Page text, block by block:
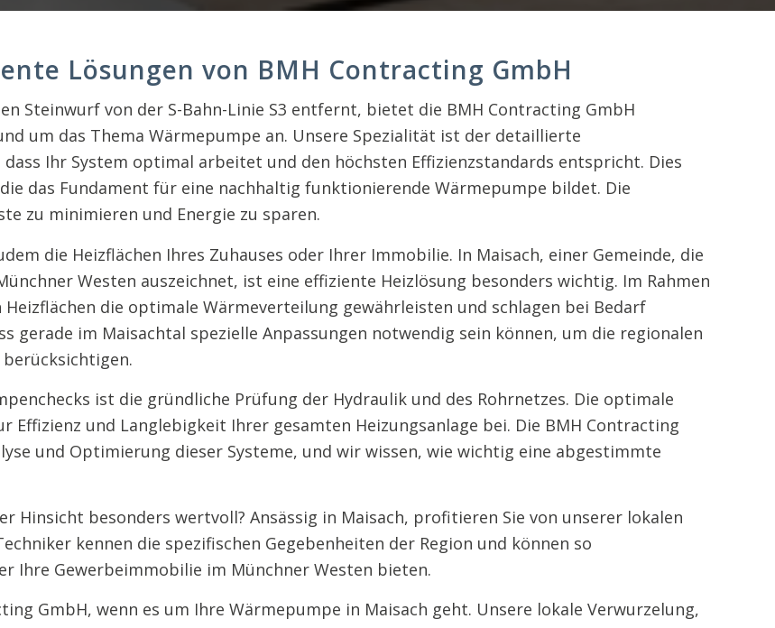
Lösungen von BMH Contracting GmbH
Steinwurf von der S-Bahn-Linie S3 entfernt, bietet die BMH Contracting GmbH
um das Thema Wärmepumpe an. Unsere Spezialität ist der detaillierte
Ihr System optimal arbeitet und den höchsten Effizienzstandards entspricht. Dies
das Fundament für eine nachhaltig funktionierende Wärmepumpe bildet. Die
zu minimieren und Energie zu sparen.
die Heizflächen Ihres Zuhauses oder Ihrer Immobilie. In Maisach, einer Gemeinde, die
Westen auszeichnet, ist eine effiziente Heizlösung besonders wichtig. Im Rahmen
die optimale Wärmeverteilung gewährleisten und schlagen bei Bedarf
gerade im Maisachtal spezielle Anpassungen notwendig sein können, um die regionalen
ist die gründliche Prüfung der Hydraulik und des Rohrnetzes. Die optimale
und Langlebigkeit Ihrer gesamten Heizungsanlage bei. Die BMH Contracting
und Optimierung dieser Systeme, und wir wissen, wie wichtig eine abgestimmte
Hinsicht besonders wertvoll? Ansässig in Maisach, profitieren Sie von unserer lokalen
kennen die spezifischen Gegebenheiten der Region und können so
Ihre Gewerbeimmobilie im Münchner Westen bieten.
GmbH, wenn es um Ihre Wärmepumpe in Maisach geht. Unsere lokale Verwurzelung,